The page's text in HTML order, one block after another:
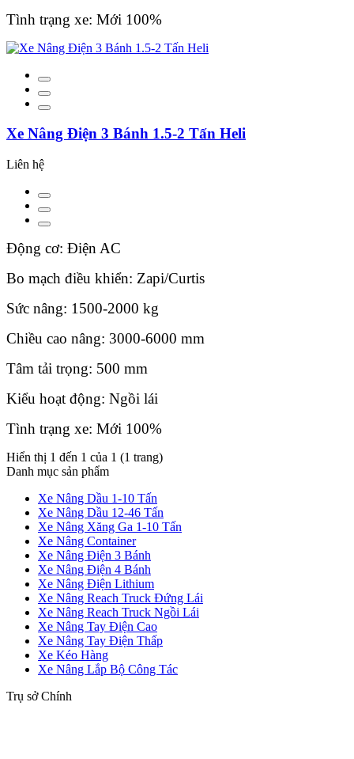
Tình trạng xe: Mới 100%
Xe Nâng Điện 3 Bánh 1.5-2 Tấn Heli
Liên hệ
Động cơ: Điện AC
Bo mạch điều khiển: Zapi/Curtis
Sức nâng: 1500-2000 kg
Chiều cao nâng: 3000-6000 mm
Tâm tải trọng: 500 mm
Kiểu hoạt động: Ngồi lái
Tình trạng xe: Mới 100%
Hiển thị 1 đến 1 của 1 (1 trang)
Danh mục sản phẩm
Xe Nâng Dầu 1-10 Tấn
Xe Nâng Dầu 12-46 Tấn
Xe Nâng Xăng Ga 1-10 Tấn
Xe Nâng Container
Xe Nâng Điện 3 Bánh
Xe Nâng Điện 4 Bánh
Xe Nâng Điện Lithium
Xe Nâng Reach Truck Đứng Lái
Xe Nâng Reach Truck Ngồi Lái
Xe Nâng Tay Điện Cao
Xe Nâng Tay Điện Thấp
Xe Kéo Hàng
Xe Nâng Lắp Bộ Công Tác
Trụ sở Chính